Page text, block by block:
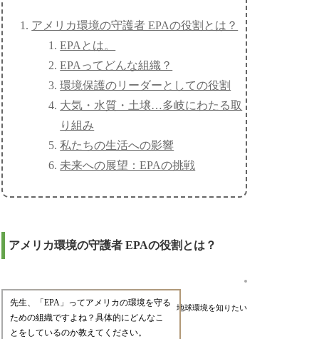
アメリカ環境の守護者 EPAの役割とは？
EPAとは。
EPAってどんな組織？
環境保護のリーダーとしての役割
大気・水質・土壌…多岐にわたる取
り組み
私たちの生活への影響
未来への展望：EPAの挑戦
アメリカ環境の守護者 EPAの役割とは？
地球環境を知りたい
先生、「EPA」ってアメリカの環境を守る
ための組織ですよね？具体的にどんなこ
とをしているのか教えてください。